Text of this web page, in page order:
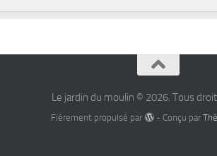
Le jardin du moulin © 2026. Tous
Fièrement propulsé par - Conçu par